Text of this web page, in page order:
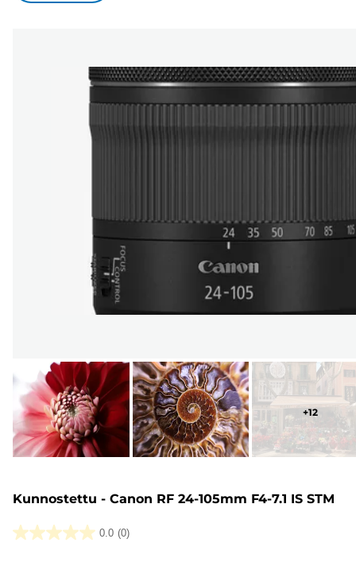
+12
Kunnostettu - Canon RF 24-105mm F4-7.1 IS STM
0.0 (0)
0.0/5